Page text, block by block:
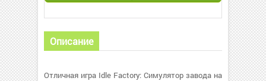
Описание
Отличная игра Idle Factory: Симулятор завода на